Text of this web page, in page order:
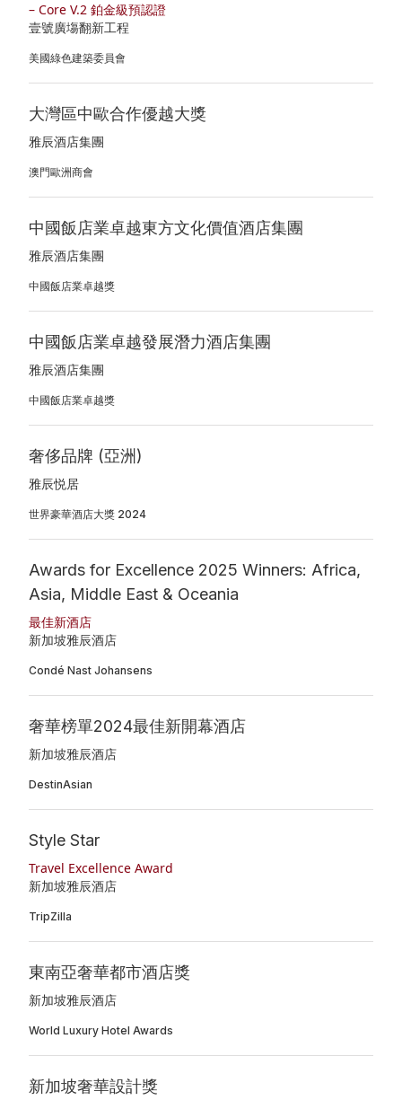
– Core V.2 鉑金級預認證
壹號廣塲翻新工程
美國綠色建築委員會
大灣區中歐合作優越大獎
雅辰酒店集團
澳門歐洲商會
中國飯店業卓越東方文化價值酒店集團
雅辰酒店集團
中國飯店業卓越獎
中國飯店業卓越發展潛力酒店集團
雅辰酒店集團
中國飯店業卓越獎
奢侈品牌 (亞洲)
雅辰悦居
世界豪華酒店大獎 2024
Awards for Excellence 2025 Winners: Africa,
Asia, Middle East & Oceania
最佳新酒店
新加坡雅辰酒店
Condé Nast Johansens
奢華榜單2024最佳新開幕酒店
新加坡雅辰酒店
DestinAsian
Style Star
Travel Excellence Award
新加坡雅辰酒店
TripZilla
東南亞奢華都市酒店獎
新加坡雅辰酒店
World Luxury Hotel Awards
新加坡奢華設計獎